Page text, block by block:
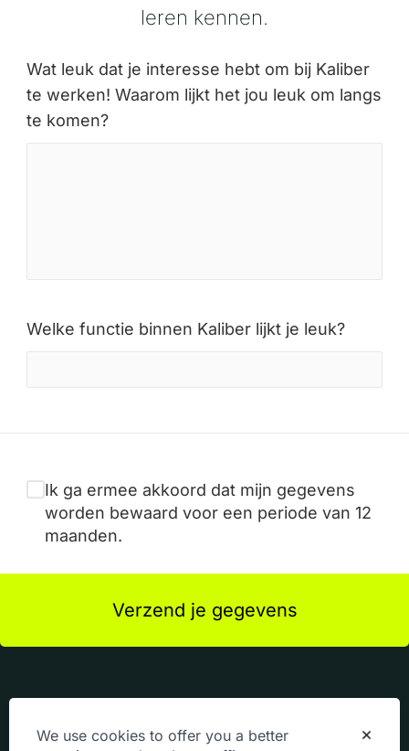
leren kennen.
Wat leuk dat je interesse hebt om bij Kaliber
te werken! Waarom lijkt het jou leuk om langs
te komen?
Welke functie binnen Kaliber lijkt je leuk?
Ik ga ermee akkoord dat mijn gegevens
worden bewaard voor een periode van 12
maanden.
Verzend je gegevens
We use cookies to offer you a better